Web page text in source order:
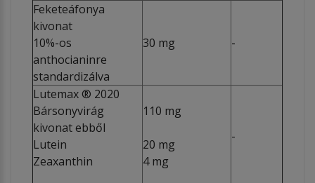
Feketeáfonya
kivonat
10%-os
anthocianinre
standardizálva
30 mg -
Lutemax ® 2020
Bársonyvirág
kivonat ebből
Lutein
Zeaxanthin
110 mg
20 mg
4 mg
-